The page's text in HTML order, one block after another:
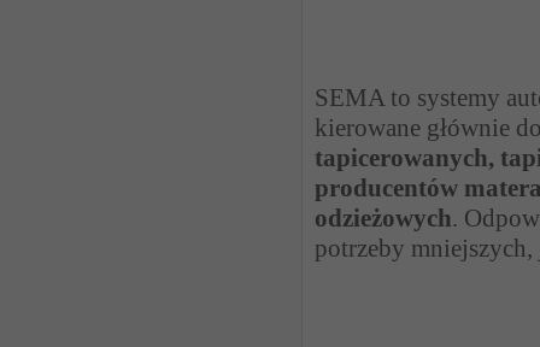
SEMA to systemy
kierowane głównie
tapicerowanych,
producentów
odzieżowych.
potrzeby